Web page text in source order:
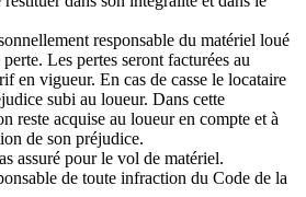
responsable du matériel loué
Les pertes seront facturées au
en vigueur. En cas de casse le locataire
subi au loueur. Dans cette
reste acquise au loueur en compte et à
de son préjudice.
assuré pour le vol de matériel.
de toute infraction du Code de la